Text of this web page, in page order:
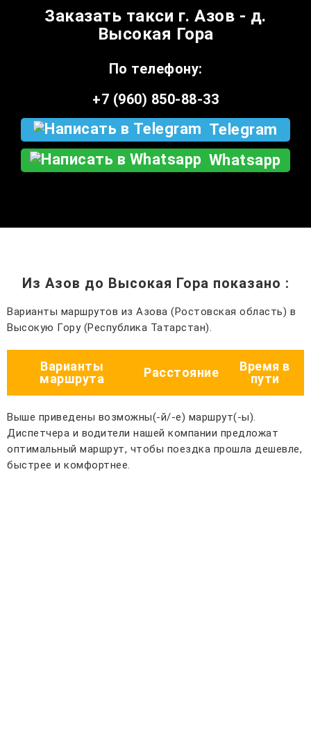
Заказать такси г. Азов - д.
Высокая Гора
По телефону:
+7 (960) 850-88-33
Telegram
Whatsapp
Из Азов до Высокая Гора показано :
Варианты маршрутов из Азова (Ростовская область) в
Высокую Гору (Республика Татарстан).
Варианты
маршрута
Расстояние
Время в
пути
Выше приведены возможны(-й/-е) маршрут(-ы).
Диспетчера и водители нашей компании предложат
оптимальный маршрут, чтобы поездка прошла дешевле,
быстрее и комфортнее.